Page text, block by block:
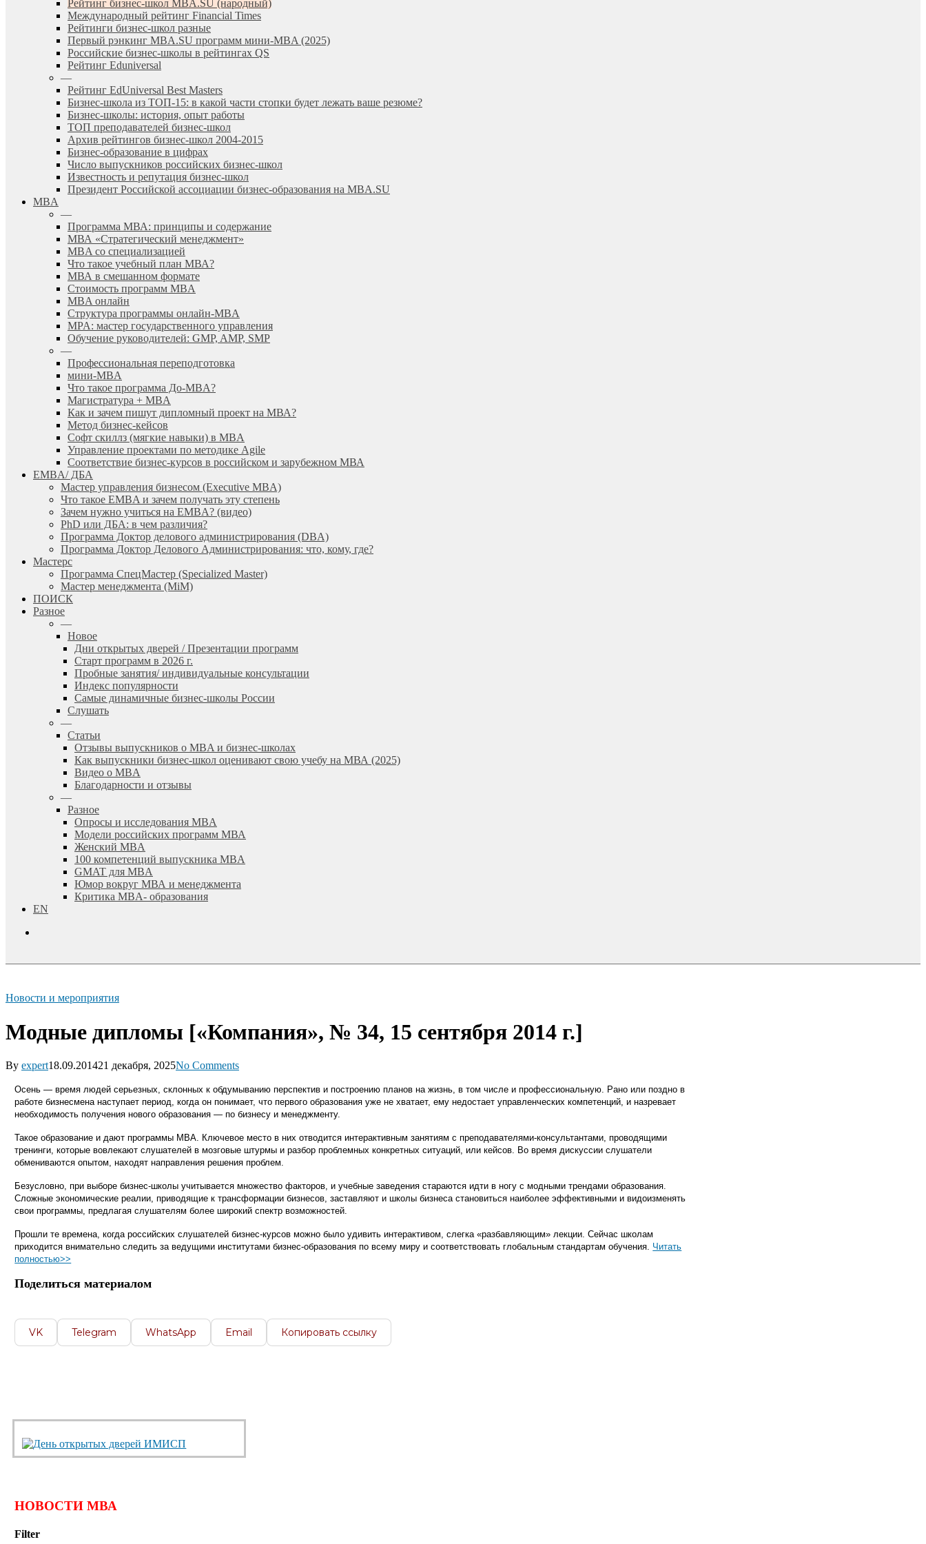
Рейтинг бизнес-школ MBA.SU (народный)
Международный рейтинг Financial Times
Рейтинги бизнес-школ разные
Первый рэнкинг MBA.SU программ мини-MBA (2025)
Российские бизнес-школы в рейтингах QS
Рейтинг Eduniversal
—
Рейтинг EdUniversal Best Masters
Бизнес-школа из ТОП-15: в какой части стопки будет лежать ваше резюме?
Бизнес-школы: история, опыт работы
ТОП преподавателей бизнес-школ
Архив рейтингов бизнес-школ 2004-2015
Бизнес-образование в цифрах
Число выпускников российских бизнес-школ
Известность и репутация бизнес-школ
Президент Российской ассоциации бизнес-образования на MBA.SU
MBA
—
Программа МВА: принципы и содержание
МВА «Cтратегический менеджмент»
MBA со специализацией
Что такое учебный план МВА?
МВА в смешанном формате
Стоимость программ MBA
MBA онлайн
Cтруктура программы онлайн-MBA
MPA: мастер государственного управления
Обучение руководителей: GMP, AMP, SMP
—
Профессиональная переподготовка
мини-MBA
Что такое программа До-MBA?
Магистратура + MBA
Как и зачем пишут дипломный проект на МВА?
Метод бизнес-кейсов
Софт скиллз (мягкие навыки) в MBA
Управление проектами по методике Agile
Соответствие бизнес-курсов в российском и зарубежном МВА
EMBA/ ДБA
Мастер управления бизнесом (Executive MBA)
Что такое EMBA и зачем получать эту степень
Зачем нужно учиться на EMBA? (видео)
PhD или ДБА: в чем различия?
Программа Доктор делового администрирования (DBА)
Программа Доктор Делового Администрирования: что, кому, где?
Мастерс
Программа СпецМастер (Specialized Master)
Мастер менеджмента (MiM)
ПОИСК
Разное
—
Новое
Дни открытых дверей / Презентации программ
Старт программ в 2026 г.
Пробные занятия/ индивидуальные консультации
Индекс популярности
Самые динамичные бизнес-школы России
Слушать
—
Статьи
Отзывы выпускников о MBA и бизнес-школах
Как выпускники бизнес-школ оценивают свою учебу на МВА (2025)
Видео о MBA
Благодарности и отзывы
—
Разное
Опросы и исследования MBA
Модели российских программ МВА
Женский MBA
100 компетенций выпускника MBA
GMAT для MBA
Юмор вокруг МВА и менеджмента
Критика MBA- образования
EN
Новости и мероприятия
Модные дипломы [«Компания», № 34, 15 сентября 2014 г.]
By expert18.09.201421 декабря, 2025No Comments
Осень — время людей серьезных, склонных к обдумыванию перспектив и построению планов на жизнь, в том числе и профессиональную. Рано или поздно в
работе бизнесмена наступает период, когда он понимает, что первого образования уже не хватает, ему недостает управленческих компетенций, и назревает
необходимость получения нового образования — по бизнесу и менеджменту.
Такое образование и дают программы MBA. Ключевое место в них отводится интерактивным занятиям с преподавателями-консультантами, проводящими
тренинги, которые вовлекают слушателей в мозговые штурмы и разбор проблемных конкретных ситуаций, или кейсов. Во время дискуссии слушатели
обмениваются опытом, находят направления решения проблем.
Безусловно, при выборе бизнес-школы учитывается множество факторов, и учебные заведения стараются идти в ногу с модными трендами образования.
Сложные экономические реалии, приводящие к трансформации бизнесов, заставляют и школы бизнеса становиться наиболее эффективными и видоизменять
свои программы, предлагая слушателям более широкий спектр возможностей.
Прошли те времена, когда российских слушателей бизнес-курсов можно было удивить интерактивом, слегка «разбавляющим» лекции. Сейчас школам
приходится внимательно следить за ведущими институтами бизнес-образования по всему миру и соответствовать глобальным стандартам обучения. Читать
полностью>>
Поделиться материалом
VK Telegram WhatsApp Email Копировать ссылку
НОВОСТИ МВА
Filter